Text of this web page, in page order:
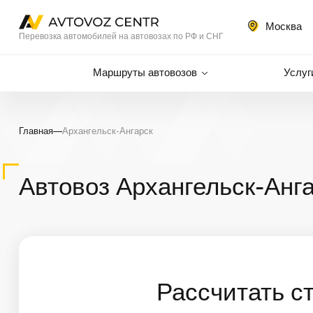
Перевозка автомобилей на автовозах по РФ и СНГ
Москва
Маршруты автовозов
Главная—Архангельск-Ангарск
Автовоз Архангельск-
Рассчитать